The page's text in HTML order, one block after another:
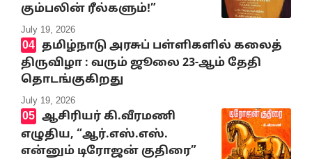
கும்பலின் ரீல்களும்!”
July 19, 2026
தமிழ்நாடு அரசுப் பள்ளிகளில் கலைத்
திருவிழா : வரும் ஜூலை 23-ஆம் தேதி
தொடங்குகிறது
July 19, 2026
ஆசிரியர் கி.வீரமணி
எழுதிய, “ஆர்.எஸ்.எஸ்.
என்னும் டிரோஜன் குதிரை”